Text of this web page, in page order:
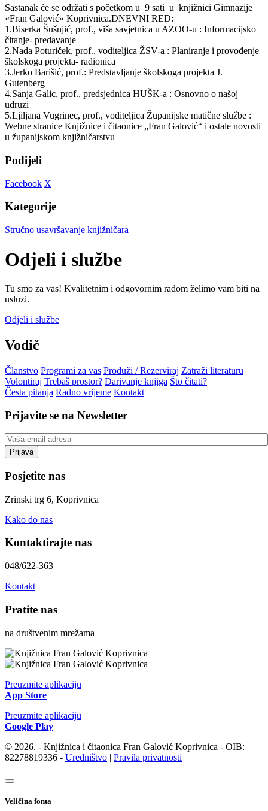
Sastanak će se održati s početkom u 9 sati u knjižnici Gimnazije
«Fran Galović» Koprivnica.DNEVNI RED:
1.Biserka Šušnjić, prof., viša savjetnica u AZOO-u : Informacijsko
čitanje- predavanje
2.Nada Poturiček, prof., voditeljica ŽSV-a : Planiranje i provođenje
školskoga projekta- radionica
3.Jerko Barišić, prof.: Predstavljanje školskoga projekta J.
Gutenberg
4.Sanja Galic, prof., predsjednica HUŠK-a : Osnovno o našoj
udruzi
5.Ljiljana Vugrinec, prof., voditeljica Županijske matične službe :
Webne stranice Knjižnice i čitaonice „Fran Galović“ i ostale novosti
u županijskom knjižničarstvu
Podijeli
Facebook X
Kategorije
Stručno usavršavanje knjižničara
Odjeli i službe
Tu smo za vas! Kvalitetnim i odgovornim radom želimo vam biti na
usluzi.
Odjeli i službe
Vodič
Članstvo Programi za vas Produži / Rezerviraj Zatraži literaturu
Volontiraj Trebaš prostor? Darivanje knjiga Što čitati?
Česta pitanja Radno vrijeme Kontakt
Prijavite se na Newsletter
Posjetite nas
Zrinski trg 6, Koprivnica
Kako do nas
Kontaktirajte nas
048/622-363
Kontakt
Pratite nas
na društvenim mrežama
Preuzmite aplikaciju
App Store
Preuzmite aplikaciju
Google Play
© 2026. - Knjižnica i čitaonica Fran Galović Koprivnica - OIB:
82278819336 - Uredništvo | Pravila privatnosti
Veličina fonta